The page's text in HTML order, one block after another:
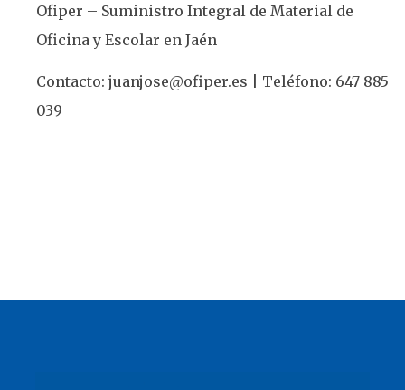
Ofiper – Suministro Integral de Material de
Oficina y Escolar en Jaén
Contacto: juanjose@ofiper.es | Teléfono: 647 885
039